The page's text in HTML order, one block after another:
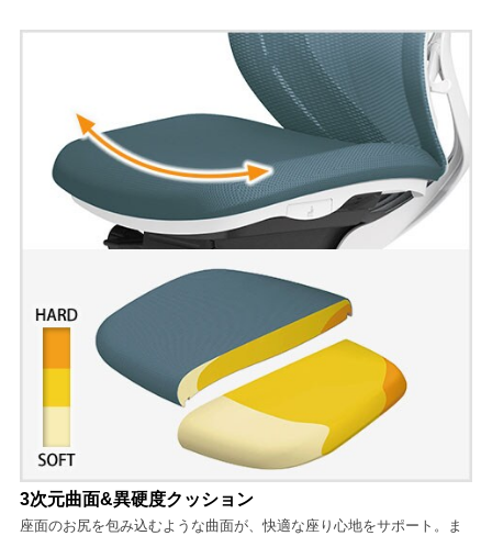
3次元曲面&異硬度クッション
座面のお尻を包み込むような曲面が、快適な座り心地をサポート。ま